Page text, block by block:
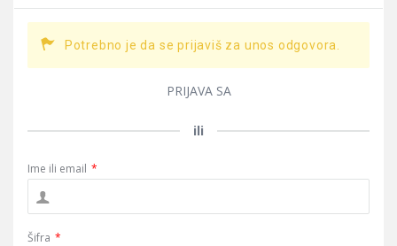
Potrebno je da se prijaviš za unos odgovora.
PRIJAVA SA
ili
Ime ili email *
Šifra *